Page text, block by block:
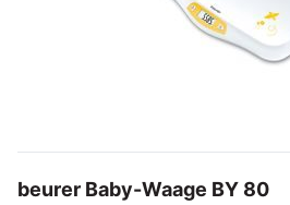
beurer Baby-Waage BY 80